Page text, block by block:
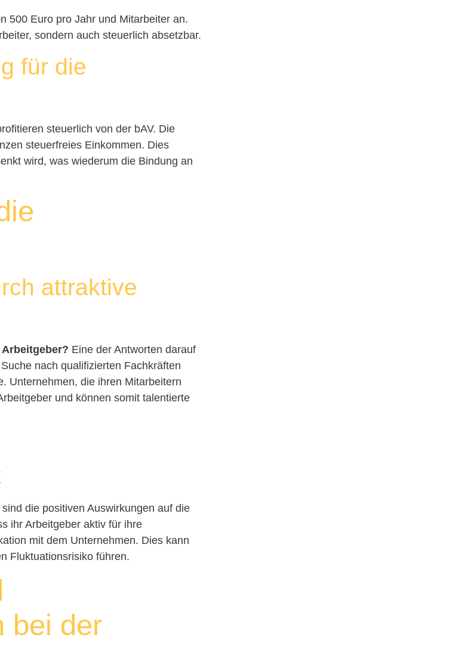
500 Euro pro Jahr und Mitarbeiter an.
sondern auch steuerlich absetzbar.
für die
steuerlich von der bAV. Die
steuerfreies Einkommen. Dies
wird, was wiederum die Bindung an
attraktive
Eine der Antworten darauf
nach qualifizierten Fachkräften
Unternehmen, die ihren Mitarbeitern
und können somit talentierte
die positiven Auswirkungen auf die
ihr Arbeitgeber aktiv für ihre
mit dem Unternehmen. Dies kann
Fluktuationsrisiko führen.
bei der